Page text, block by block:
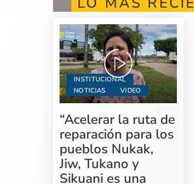
INSTITUCIONAL
NOTICIAS
VIDEO
“Acelerar la ruta de
reparación para los
pueblos Nukak,
Jiw, Tukano y
Sikuani es una